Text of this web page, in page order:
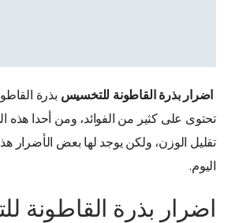
اضرار بذرة القاطونة للتخسيس بذرة
تحتوى على كثير من الفوائد، ومن أحدا هذه
تقليل الوزن، ولكن يوجد لها بعض الأضرار
اليوم.
اضرار بذرة القاطونة